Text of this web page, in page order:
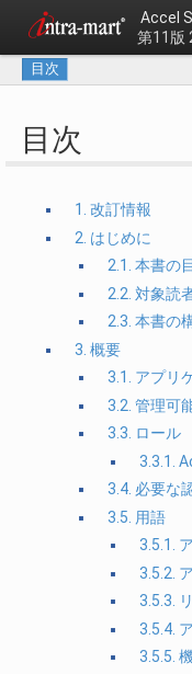
Accel
第11版
目次
目次
1. 改訂情報
2. はじめに
2.1. 本書の
2.2. 対象読
2.3. 本書の
3. 概要
3.1. アプリ
3.2. 管理可
3.3. ロール
3.3.1.
3.4. 必要な
3.5. 用語
3.5.1.
3.5.2.
3.5.3.
3.5.4.
3.5.5.